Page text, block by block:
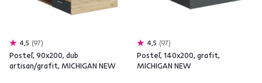
4,5 97
Posteľ, 90x200, dub
artisan/grafit, MICHIGAN NEW
4,5 97
Posteľ, 140x200, grafit,
MICHIGAN NEW